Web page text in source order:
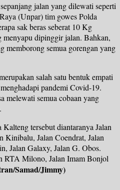
jalan yang dilewati seperti
(Unpar) tim gowes Polda
sak beras seberat 10 Kg
menyapu dipinggir jalan. Bahkan,
memborong semua gorengan yang
salah satu bentuk empati
pandemi Covid-19.
melewati semua cobaan yang
tersebut diantaranya Jalan
Jalan Coendrat, Jalan
Jalan Galaxy, Jalan G. Obos.
RTA Milono, Jalan Imam Bonjol
Samad/Jimmy)